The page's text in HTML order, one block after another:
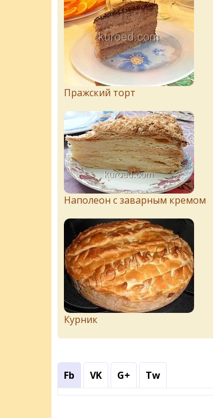
Пражский торт
Наполеон с заварным кремом
Курник
Fb VK G+ Tw